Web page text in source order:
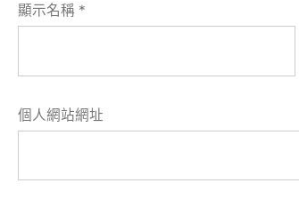
顯示名稱 *
個人網站網址